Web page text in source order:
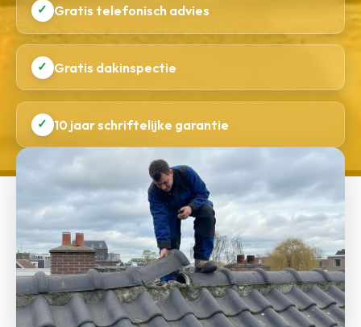
✓ Gratis telefonisch advies
✓ Gratis dakinspectie
✓ 10 jaar schriftelijke garantie